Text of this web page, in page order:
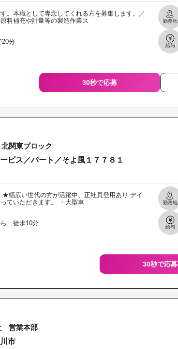
。本職として専念してくれる方を募集します。／
料補充や計量等の製造作業ス
勤務地
分
給与
30秒で応募
関東ブロック
ビス／パート／そよ風１７７８１
★幅広い世代の方が活躍中、正社員登用あり デイ
ていただきます。 ・大型車
勤務地
徒歩10分
給与
30秒で応募
営業本部
市